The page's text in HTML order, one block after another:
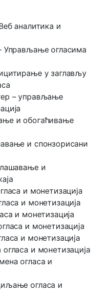
аналитика и
Управљање огласима
у заглављу
– управљање
и обогаћивање
и спонзорисани
и
и монетизација
и монетизација
и монетизација
и монетизација
и монетизација
и монетизација
огласа и
огласа и